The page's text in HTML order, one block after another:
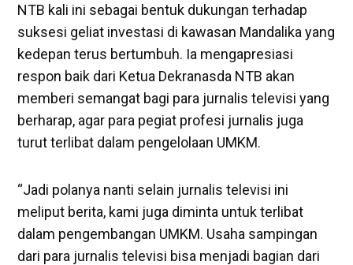
NTB kali ini sebagai bentuk dukungan terhadap
suksesi geliat investasi di kawasan Mandalika yang
kedepan terus bertumbuh. Ia mengapresiasi
respon baik dari Ketua Dekranasda NTB akan
memberi semangat bagi para jurnalis televisi yang
berharap, agar para pegiat profesi jurnalis juga
turut terlibat dalam pengelolaan UMKM.
“Jadi polanya nanti selain jurnalis televisi ini
meliput berita, kami juga diminta untuk terlibat
dalam pengembangan UMKM. Usaha sampingan
dari para jurnalis televisi bisa menjadi bagian dari